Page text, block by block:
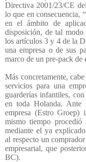
Directiva 2001/23/CE
lo que en consecuencia,
en el ámbito de
disposición, de tal
los artículos 3 y 4 de la
una empresa o de sus
marco de un pre-pack de
Más concretamente,
servicios para una
guarderías infantiles,
en toda Holanda. Ante
empresa (Estro
mismo tiempo
mediante el ya
al respecto un
empresarial, que
BC).